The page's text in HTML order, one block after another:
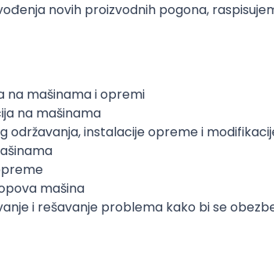
novih proizvodnih pogona,
na mašinama i opremi
na mašinama
održavanja, instalacije opreme i
mašina
i rešavanje problema kako bi se